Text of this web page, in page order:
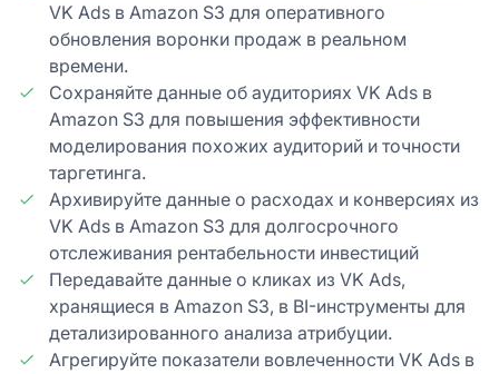
VK Ads в Amazon S3 для оперативного
обновления воронки продаж в реальном
времени.
Сохраняйте данные об аудиториях VK Ads в
Amazon S3 для повышения эффективности
моделирования похожих аудиторий и точности
таргетинга.
Архивируйте данные о расходах и конверсиях из
VK Ads в Amazon S3 для долгосрочного
отслеживания рентабельности инвестиций
Передавайте данные о кликах из VK Ads,
хранящиеся в Amazon S3, в BI-инструменты для
детализированного анализа атрибуции.
Агрегируйте показатели вовлеченности VK Ads в